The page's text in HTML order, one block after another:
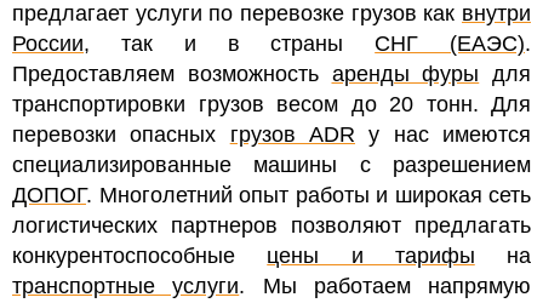
предлагает услуги по перевозке грузов как внутри
России, так и в страны СНГ (ЕАЭС).
Предоставляем возможность аренды фуры для
транспортировки грузов весом до 20 тонн. Для
перевозки опасных грузов ADR у нас имеются
специализированные машины с разрешением
ДОПОГ. Многолетний опыт работы и широкая сеть
логистических партнеров позволяют предлагать
конкурентоспособные цены и тарифы на
транспортные услуги. Мы работаем напрямую